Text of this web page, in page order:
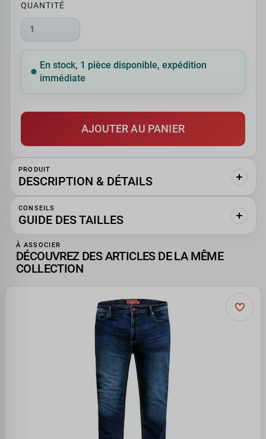
QUANTITÉ
1
En stock, 1 pièce disponible, expédition
immédiate
AJOUTER AU PANIER
PRODUIT
DESCRIPTION & DÉTAILS
CONSEILS
GUIDE DES TAILLES
À ASSOCIER
DÉCOUVREZ DES ARTICLES DE LA MÊME
COLLECTION